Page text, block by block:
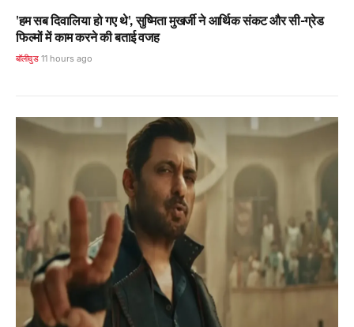
'हम सब दिवालिया हो गए थे', सुष्मिता मुखर्जी ने आर्थिक संकट और सी-ग्रेड
फिल्मों में काम करने की बताई वजह
बॉलीवुड 11 hours ago